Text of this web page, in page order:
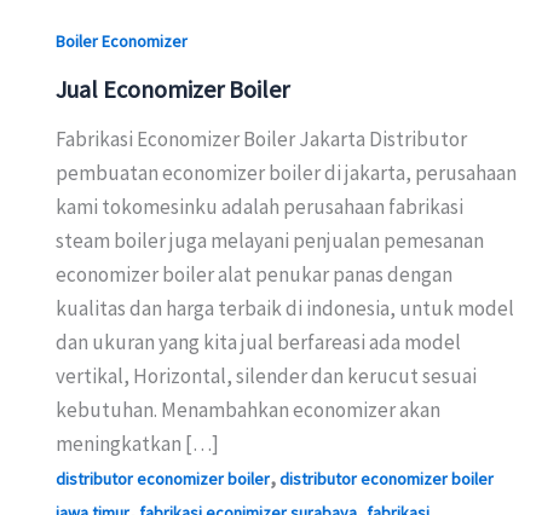
Boiler Economizer
Jual Economizer Boiler
Fabrikasi Economizer Boiler Jakarta Distributor
pembuatan economizer boiler di jakarta, perusahaan
kami tokomesinku adalah perusahaan fabrikasi
steam boiler juga melayani penjualan pemesanan
economizer boiler alat penukar panas dengan
kualitas dan harga terbaik di indonesia, untuk model
dan ukuran yang kita jual berfareasi ada model
vertikal, Horizontal, silender dan kerucut sesuai
kebutuhan. Menambahkan economizer akan
meningkatkan […]
distributor economizer boiler,distributor economizer boiler